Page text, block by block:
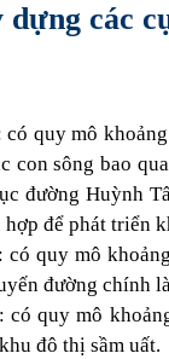
dựng các
có quy mô
con sông bao
đường Huỳnh
để phát triển
có quy mô
đường chính
có quy mô
đô thị sầm uất.